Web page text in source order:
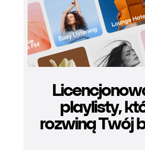
playlisty,
rozwiną Twój